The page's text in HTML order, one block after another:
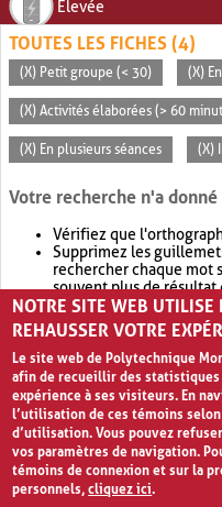
Élevée
TOUTES LES FICHES (4)
(X) Petit groupe (< 30) (X)
(X) Activités élaborées (> 60
(X) En plusieurs séances (X)
Votre recherche n'a
Vérifiez que
Supprimez les
rechercher chaque mot
souvent plus de
Envisagez d'élargir
retournera souvent
NOTRE SITE WEB
REHAUSSER VOTRE
Le site web de Polytechnique
afin de recueillir des
expérience à ses visiteurs. En
l’utilisation de ces témoins
d’utilisation. Vous pouvez
vos paramètres de navigation.
témoins de connexion et sur la
personnels,cliquez ici.